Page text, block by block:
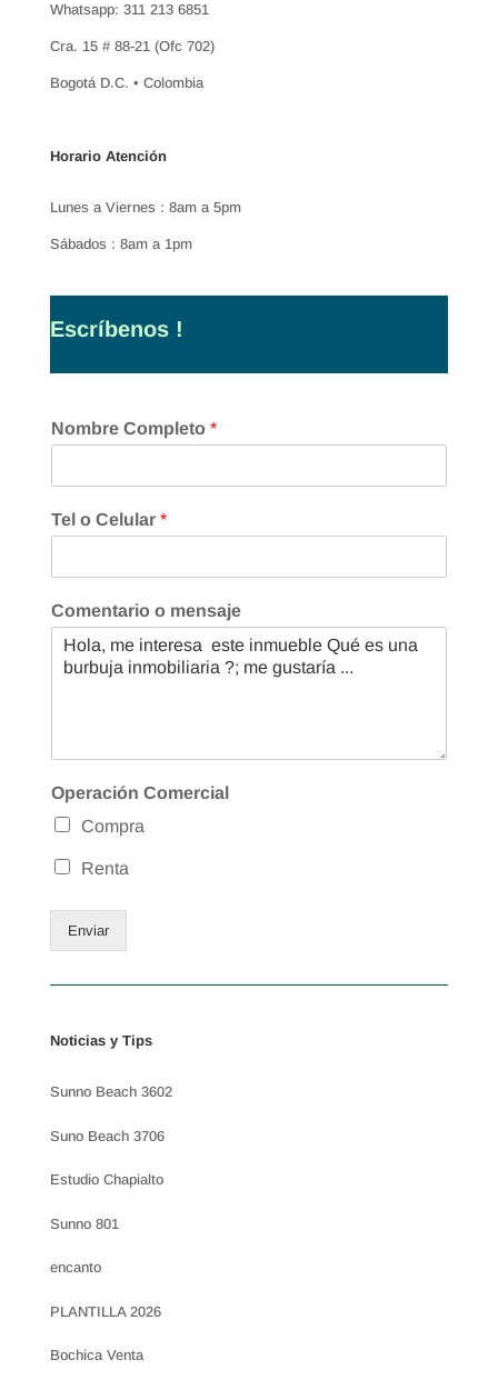
Whatsapp: 311 213 6851
Cra. 15 # 88-21 (Ofc 702)
Bogotá D.C. • Colombia
Horario Atención
Lunes a Viernes : 8am a 5pm
Sábados : 8am a 1pm
Escríbenos !
Nombre Completo *
Tel o Celular *
Comentario o mensaje
Operación Comercial
Compra
Renta
Enviar
Noticias y Tips
Sunno Beach 3602
Suno Beach 3706
Estudio Chapialto
Sunno 801
encanto
PLANTILLA 2026
Bochica Venta